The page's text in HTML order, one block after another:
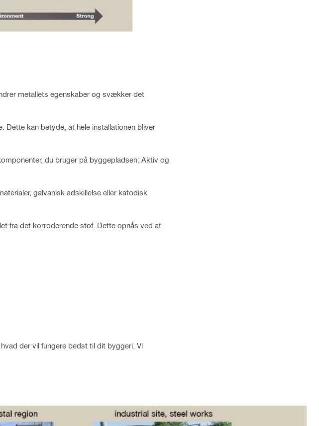
metallets egenskaber og svækker det
kan betyde, at hele installationen bliver
du bruger på byggepladsen: Aktiv og
galvanisk adskillelse eller katodisk
fra det korroderende stof. Dette opnås ved at
der vil fungere bedst til dit byggeri. Vi